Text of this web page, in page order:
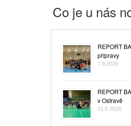
Co je u nás
REPORT
přípravy
7.8.2026
REPORT
v Ostravě
21.6.2026